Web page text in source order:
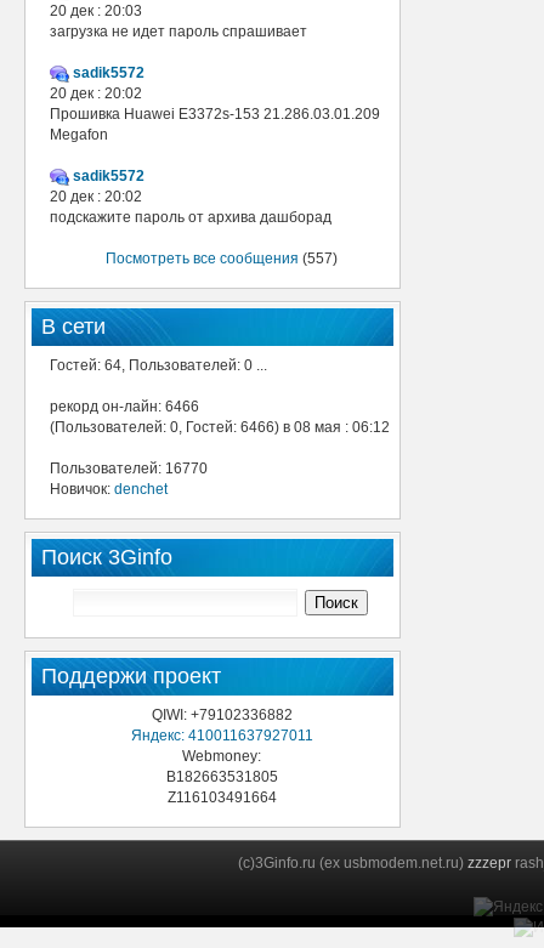
20 дек : 20:03
загрузка не идет пароль спрашивает
sadik5572
20 дек : 20:02
Прошивка Huawei E3372s-153 21.286.03.01.209
Megafon
sadik5572
20 дек : 20:02
подскажите пароль от архива дашборад
Посмотреть все сообщения (557)
В сети
Гостей: 64, Пользователей: 0 ...
рекорд он-лайн: 6466
(Пользователей: 0, Гостей: 6466) в 08 мая : 06:12
Пользователей: 16770
Новичок: denchet
Поиск 3Ginfo
Поддержи проект
QIWI: +79102336882
Яндекс: 410011637927011
Webmoney:
B182663531805
Z116103491664
(c)3Ginfo.ru (ex usbmodem.net.ru) zzzepr